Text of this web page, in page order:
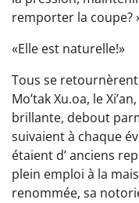
remporter la coupe?
«Elle est naturelle!»
Tous se
Mo’tak Xu.oa, le
brillante, debout
suivaient à chaque
étaient d’ anciens
plein emploi à la
renommée, sa